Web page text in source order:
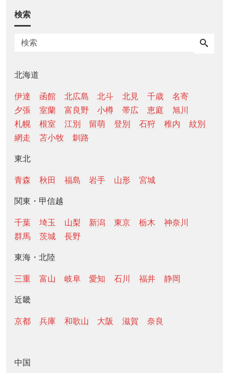
検索
北海道
伊達 函館 北広島 北斗 北見 千歳
名寄
夕張
室蘭 富良野 小樽 帯広 恵庭
旭川
札幌
根室 江別 留萌 登別 石狩 稚内
紋別
網走
苫小牧 釧路
東北
青森 秋田 福島 岩手 山形 宮城
関東・甲信越
千葉 埼玉 山梨 新潟 東京 栃木
神奈川
群馬
茨城 長野
東海・北陸
三重 富山 岐阜 愛知 石川 福井 静岡
近畿
京都 兵庫 和歌山 大阪 滋賀 奈良
中国